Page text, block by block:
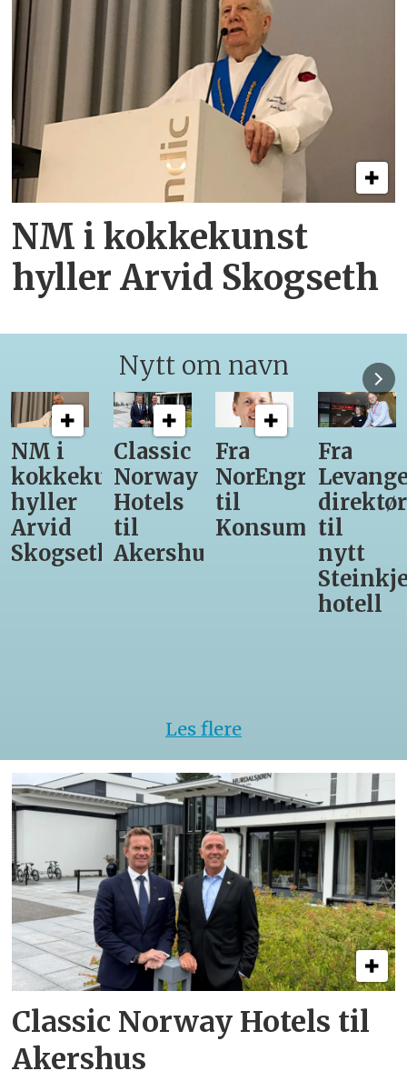
NM i kokkekunst
hyller Arvid Skogseth
Nytt om navn
Classic
Norway
Hotels
til
Akershus
Fra
NorEngros
til
Konsumgruppen
Fra
Levanger-
direktør
til
Steinkjer-
12
får
være
med
Asko
Les flere
Classic Norway Hotels til
Akershus